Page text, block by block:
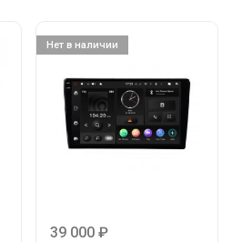
Нет в наличии
39 000 ₽